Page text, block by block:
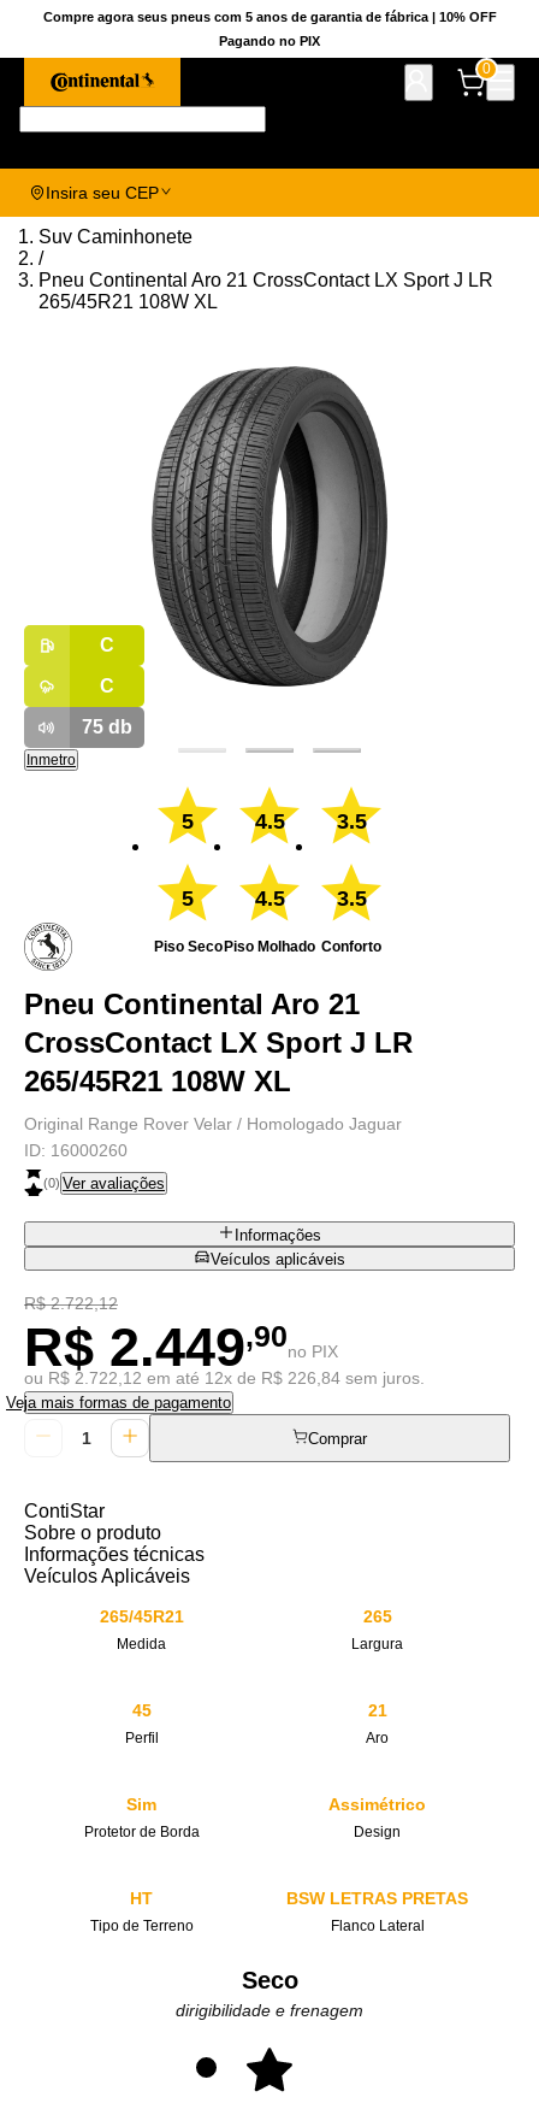
Compre agora seus pneus com 5 anos de garantia de fábrica | 10% OFF
Pagando no PIX
0
Insira seu CEP
Suv Caminhonete
/
Pneu Continental Aro 21 CrossContact LX Sport J LR
265/45R21 108W XL
C
C
75db
Inmetro
5
5
Piso Seco
4.5
4.5
Piso Molhado
3.5
3.5
Conforto
Pneu Continental Aro 21
CrossContact LX Sport J LR
265/45R21 108W XL
Original Range Rover Velar / Homologado Jaguar
ID: 16000260
(0) Ver avaliações
Informações
Veículos aplicáveis
R$ 2.722,12
R$ 2.449,90no PIX
ou R$ 2.722,12 em até 12x de R$ 226,84 sem juros.
Veja mais formas de pagamento
Comprar
ContiStar
Sobre o produto
Informações técnicas
Veículos Aplicáveis
265/45R21
Medida
265
Largura
45
Perfil
21
Aro
Sim
Protetor de Borda
Assimétrico
Design
HT
Tipo de Terreno
BSW LETRAS PRETAS
Flanco Lateral
Seco
dirigibilidade e frenagem